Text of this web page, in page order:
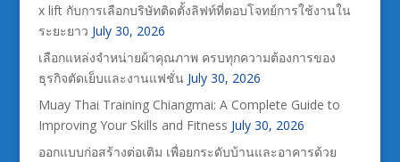
x lift กับการเลือกบริษัทติดตั้งลิฟท์ที่ตอบโจทย์การใช้งานใน
ระยะยาว July 30, 2026
เลือกแหล่งจำหน่ายผ้าคุณภาพ ครบทุกความต้องการของ
ธุรกิจตัดเย็บและงานแฟชั่น July 30, 2026
Muay Thai Training Chiangmai: A Complete Guide to
Improving Your Skills and Fitness July 30, 2026
ออกแบบก่อสร้างต่อเติม เพื่อยกระดับบ้านและอาคารด้วย